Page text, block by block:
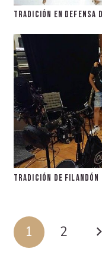
Tradición en defensa
Tradición de filandón
1 2